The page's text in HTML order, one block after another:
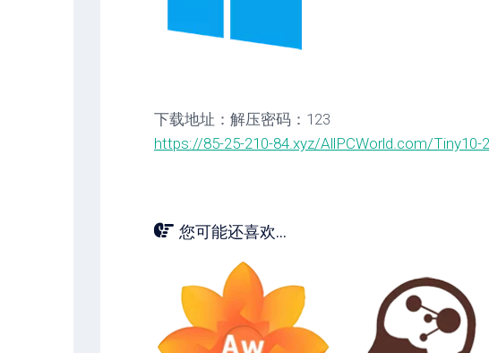
下载地址：解压密码：123
https://85-25-210-84.xyz/AllPCWorld.com/Tiny10-
您可能还喜欢...